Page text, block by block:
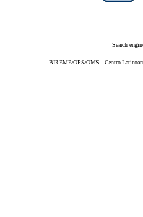
Search
BIREME/OPS/OMS - Centro